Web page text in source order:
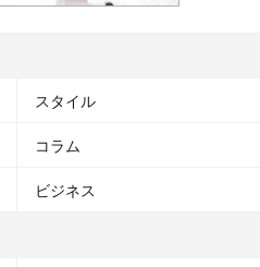
スタイル
コラム
ビジネス